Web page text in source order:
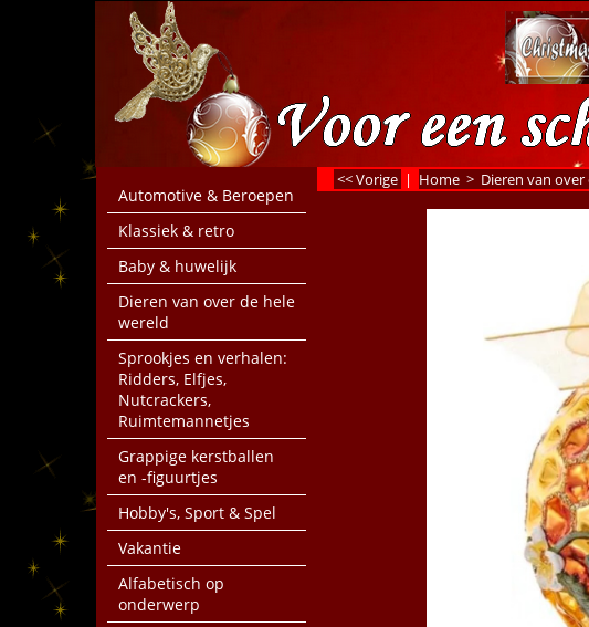
Automotive & Beroepen
Klassiek & retro
Baby & huwelijk
Dieren van over de hele
wereld
Sprookjes en verhalen:
Ridders, Elfjes,
Nutcrackers,
Ruimtemannetjes
Grappige kerstballen
en -figuurtjes
Hobby's, Sport & Spel
Vakantie
Alfabetisch op
onderwerp
<< Vorige | Home > Dieren van